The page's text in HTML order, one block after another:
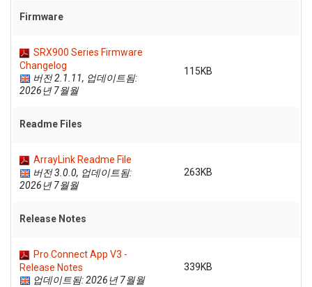
Firmware
SRX900 Series Firmware
Changelog
버전 2.1.11, 업데이트됨:
2026년 7월월
115KB
Readme Files
ArrayLink Readme File
버전 3.0.0, 업데이트됨:
2026년 7월월
263KB
Release Notes
Pro Connect App V3 -
Release Notes
업데이트됨: 2026년 7월월
339KB